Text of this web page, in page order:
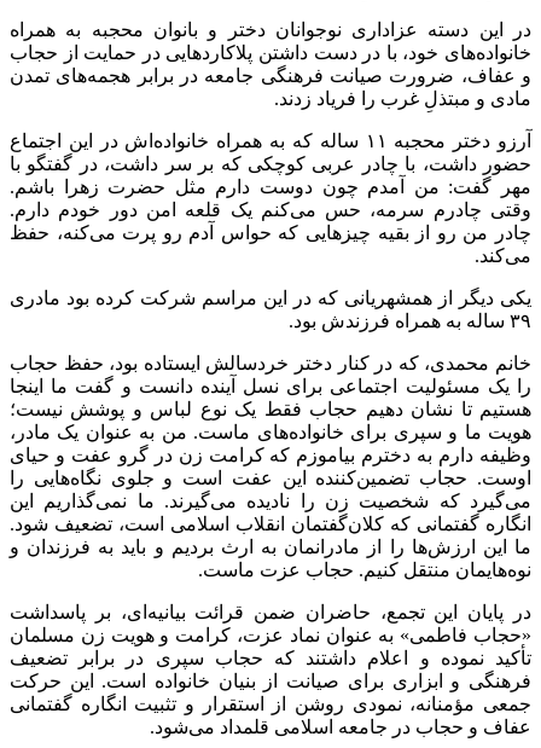
در این دسته عزاداری نوجوانان دختر و بانوان محجبه به همراه
خانواده‌های خود، با در دست داشتن پلاکاردهایی در حمایت از حجاب
و عفاف، ضرورت صیانت فرهنگی جامعه در برابر هجمه‌های تمدن
مادی و مبتذلِ غرب را فریاد زدند.
آرزو دختر محجبه ۱۱ ساله که به همراه خانواده‌اش در این اجتماع
حضور داشت، با چادر عربی کوچکی که بر سر داشت، در گفتگو با
مهر گفت: من آمدم چون دوست دارم مثل حضرت زهرا باشم.
وقتی چادرم سرمه، حس می‌کنم یک قلعه امن دور خودم دارم.
چادر من رو از بقیه چیزهایی که حواس آدم رو پرت می‌کنه، حفظ
می‌کند.
یکی دیگر از همشهریانی که در این مراسم شرکت کرده بود مادری
۳۹ ساله به همراه فرزندش بود.
خانم محمدی، که در کنار دختر خردسالش ایستاده بود، حفظ حجاب
را یک مسئولیت اجتماعی برای نسل آینده دانست و گفت ما اینجا
هستیم تا نشان دهیم حجاب فقط یک نوع لباس و پوشش نیست؛
هویت ما و سپری برای خانواده‌های ماست. من به عنوان یک مادر،
وظیفه دارم به دخترم بیاموزم که کرامت زن در گرو عفت و حیای
اوست. حجاب تضمین‌کننده این عفت است و جلوی نگاه‌هایی را
می‌گیرد که شخصیت زن را نادیده می‌گیرند. ما نمی‌گذاریم این
انگاره گفتمانی که کلان‌گفتمان انقلاب اسلامی است، تضعیف شود.
ما این ارزش‌ها را از مادرانمان به ارث بردیم و باید به فرزندان و
نوه‌هایمان منتقل کنیم. حجاب عزت ماست.
در پایان این تجمع، حاضران ضمن قرائت بیانیه‌ای، بر پاسداشت
«حجاب فاطمی» به عنوان نماد عزت، کرامت و هویت زن مسلمان
تأکید نموده و اعلام داشتند که حجاب سپری در برابر تضعیف
فرهنگی و ابزاری برای صیانت از بنیان خانواده است. این حرکت
جمعی مؤمنانه، نمودی روشن از استقرار و تثبیت انگاره گفتمانی
عفاف و حجاب در جامعه اسلامی قلمداد می‌شود.